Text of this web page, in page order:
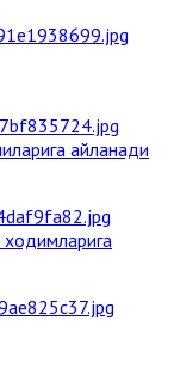
айланади